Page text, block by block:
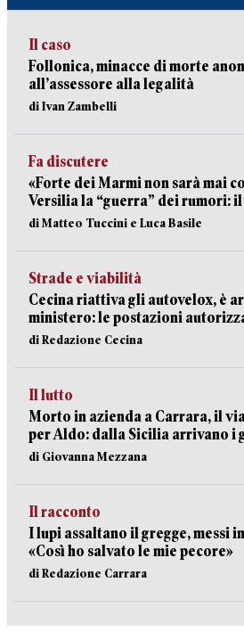
Il caso
Follonica, minacce di morte
all’assessore alla legalità
di Ivan Zambelli
Fa discutere
«Forte dei Marmi non sarà mai
Versilia la “guerra” dei rumori:
di Matteo Tuccini e Luca Basile
Strade e viabilità
Cecina riattiva gli autovelox, è
ministero: le postazioni
di Redazione Cecina
Il lutto
Morto in azienda a Carrara, il
per Aldo: dalla Sicilia arrivano i
di Giovanna Mezzana
Il racconto
I lupi assaltano il gregge, messi
«Così ho salvato le mie pecore»
di Redazione Carrara